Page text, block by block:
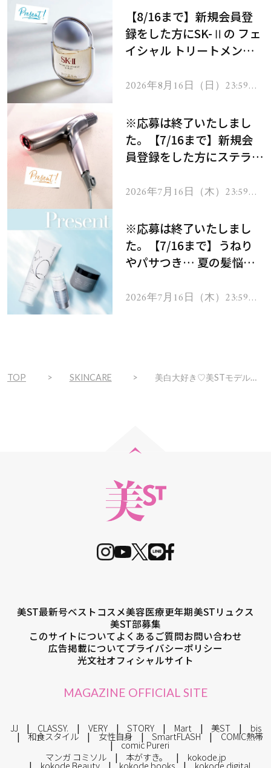
【8/16まで】新規会員登
録をした方にSK-Ⅱの フェ
イシャル トリートメント
2026年8月16日（日）23:59ま
※応募は終了いたしまし
た。【7/16まで】新規会
員登録をした方にステラボ
ヘアドライヤー ジュエル
2026年7月16日（木）23:59ま
※応募は終了いたしまし
た。【7/16まで】うねり
やパサつき… 夏の髪悩み
ムを13名様にプレゼン
2026年7月16日（木）23:59ま
TOP SKINCARE 美白大好き♡美STモデル・松田樹里さんの白肌キープ法
美ST最新号ベストコスメ美容医療更年期美STリュクス
美ST部募集
このサイトについてよくあるご質問お問い合わせ
広告掲載についてプライバシーポリシー
光文社オフィシャルサイト
MAGAZINE OFFICIAL SITE
JJ CLASSY. VERY STORY Mart 美ST bis
和食スタイル 女性自身 SmartFLASH COMIC熱帯
comic Pureri
マンガ コミソル
本がすき。 kokode.jp
kokode Beauty kokode books kokode digital